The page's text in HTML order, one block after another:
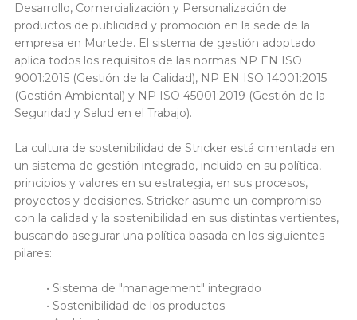
Desarrollo, Comercialización y Personalización de
productos de publicidad y promoción en la sede de la
empresa en Murtede. El sistema de gestión adoptado
aplica todos los requisitos de las normas NP EN ISO
9001:2015 (Gestión de la Calidad), NP EN ISO 14001:2015
(Gestión Ambiental) y NP ISO 45001:2019 (Gestión de la
Seguridad y Salud en el Trabajo).
La cultura de sostenibilidad de Stricker está cimentada en
un sistema de gestión integrado, incluido en su política,
principios y valores en su estrategia, en sus procesos,
proyectos y decisiones. Stricker asume un compromiso
con la calidad y la sostenibilidad en sus distintas vertientes,
buscando asegurar una política basada en los siguientes
pilares:
• Sistema de "management" integrado
• Sostenibilidad de los productos